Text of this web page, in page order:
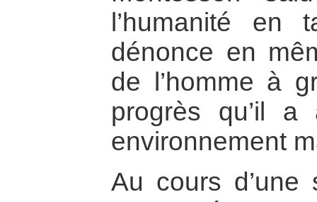
l’humanité en
dénonce en
de l’homme à
progrès qu’il a
environnement
Au cours d’une